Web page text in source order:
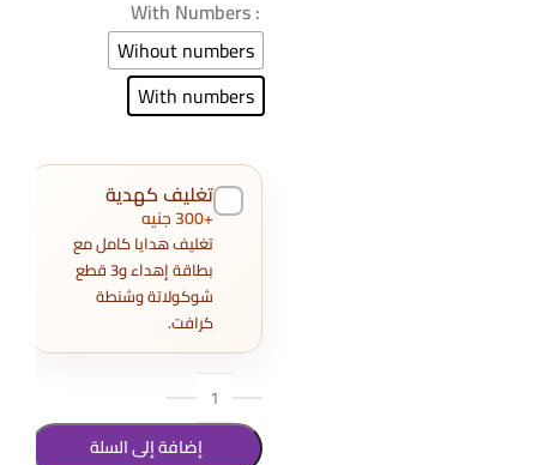
: With Numbers
Wihout numbers
With numbers
تغليف كهدية
+300 جنيه
تغليف هدايا كامل مع
بطاقة إهداء و3 قطع
شوكولاتة وشنطة
كرافت.
إضافة إلى السلة